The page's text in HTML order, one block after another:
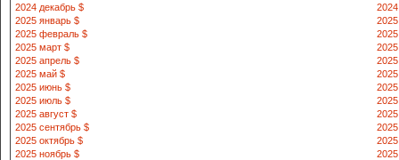
2024 декабрь $
2025 январь $
2025 февраль $
2025 март $
2025 апрель $
2025 май $
2025 июнь $
2025 июль $
2025 август $
2025
2025 сентябрь $
2025 октябрь $
2025 ноябрь $